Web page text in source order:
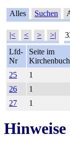
Alles Suchen
|< < > >|
Lfd-
Nr
Seite im
Kirchenbuch
25
1
26
1
27
1